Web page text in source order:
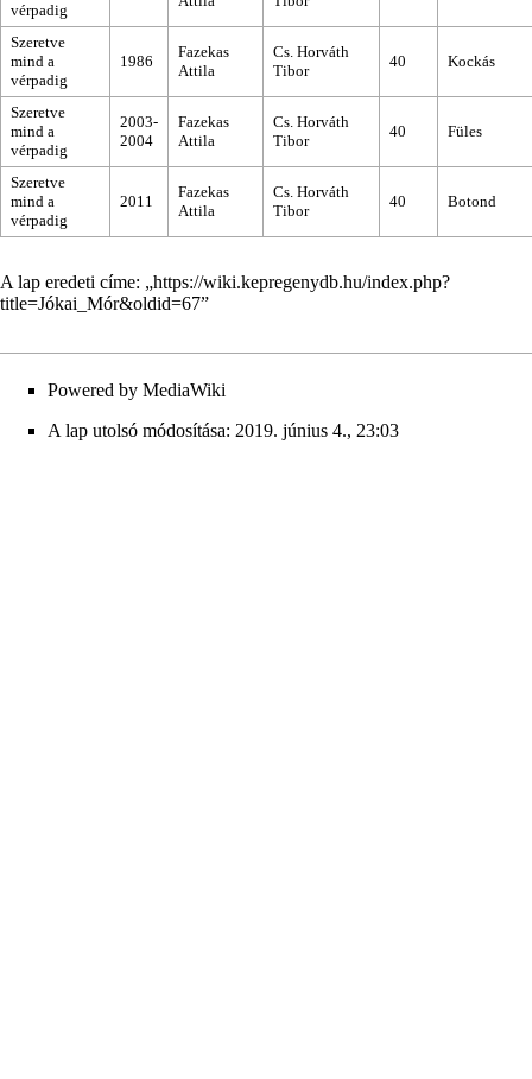
vérpadig
Szeretve
mind a
vérpadig
1986
Fazekas
Attila
Cs. Horváth
Tibor
40 Kockás
Szeretve
mind a
vérpadig
2003-
2004
Fazekas
Attila
Cs. Horváth
Tibor
40 Füles
Szeretve
mind a
vérpadig
2011
Fazekas
Attila
Cs. Horváth
Tibor
40 Botond
A lap eredeti címe: „https://wiki.kepregenydb.hu/index.php?
title=Jókai_Mór&oldid=67”
Powered by MediaWiki
A lap utolsó módosítása: 2019. június 4., 23:03